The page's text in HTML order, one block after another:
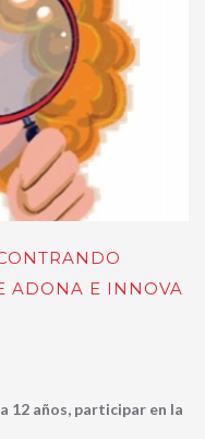
ADONA E INNOVA
12 años, participar en la